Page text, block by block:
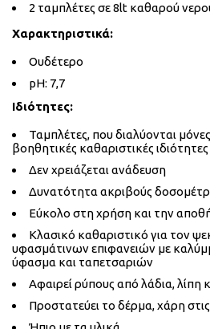
2 ταμπλέτες σε 8lt καθαρού
Χαρακτηριστικά:
Ουδέτερο
pH: 7,7
Ιδιότητες:
Ταμπλέτες, που διαλύονται
βοηθητικές καθαριστικές ιδιότητες
Δεν χρειάζεται ανάδευση
Δυνατότητα ακριβούς
Εύκολο στη χρήση και την
Κλασικό καθαριστικό για τον
υφασμάτινων επιφανειών με
ύφασμα και ταπετσαριών
Αφαιρεί ρύπους από λάδια, λίπη
Προστατεύει το δέρμα, χάρη